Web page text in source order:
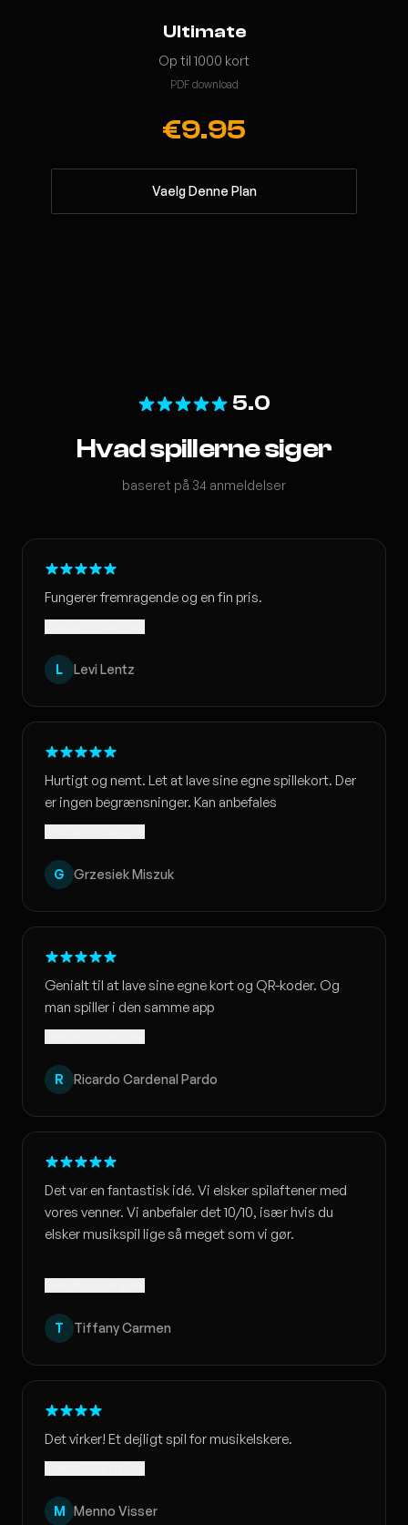
Ultimate
Op til 1000 kort
PDF download
€9.95
Vaelg Denne Plan
5.0
Hvad spillerne siger
baseret på 34 anmeldelser
Fungerer fremragende og en fin pris.
L Levi Lentz
Hurtigt og nemt. Let at lave sine egne spillekort. Der
er ingen begrænsninger. Kan anbefales
G Grzesiek Miszuk
Genialt til at lave sine egne kort og QR-koder. Og
man spiller i den samme app
R Ricardo Cardenal Pardo
Det var en fantastisk idé. Vi elsker spilaftener med
vores venner. Vi anbefaler det 10/10, især hvis du
elsker musikspil lige så meget som vi gør.
T Tiffany Carmen
Det virker! Et dejligt spil for musikelskere.
M Menno Visser